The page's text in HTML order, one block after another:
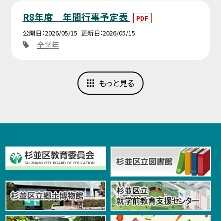
R8年度 年間行事予定表
PDF
公開日 2026/05/15 更新日 2026/05/15
全学年
もっと見る